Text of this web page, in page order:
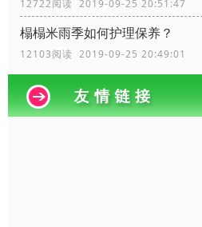
12722阅读 2019-09-25 20:51:47
榻榻米雨季如何护理保养？
12103阅读 2019-09-25 20:49:01